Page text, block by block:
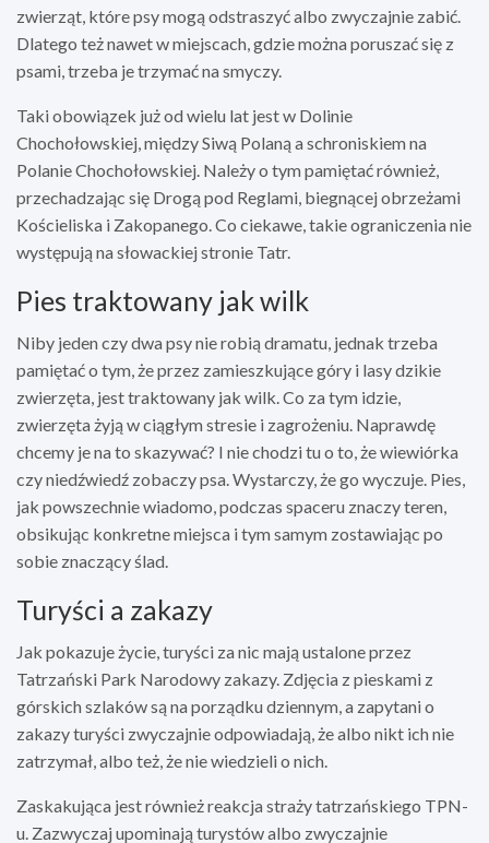
zwierząt, które psy mogą odstraszyć albo zwyczajnie zabić.
Dlatego też nawet w miejscach, gdzie można poruszać się z
psami, trzeba je trzymać na smyczy.
Taki obowiązek już od wielu lat jest w Dolinie
Chochołowskiej, między Siwą Polaną a schroniskiem na
Polanie Chochołowskiej. Należy o tym pamiętać również,
przechadzając się Drogą pod Reglami, biegnącej obrzeżami
Kościeliska i Zakopanego. Co ciekawe, takie ograniczenia nie
występują na słowackiej stronie Tatr.
Pies traktowany jak wilk
Niby jeden czy dwa psy nie robią dramatu, jednak trzeba
pamiętać o tym, że przez zamieszkujące góry i lasy dzikie
zwierzęta, jest traktowany jak wilk. Co za tym idzie,
zwierzęta żyją w ciągłym stresie i zagrożeniu. Naprawdę
chcemy je na to skazywać? I nie chodzi tu o to, że wiewiórka
czy niedźwiedź zobaczy psa. Wystarczy, że go wyczuje. Pies,
jak powszechnie wiadomo, podczas spaceru znaczy teren,
obsikując konkretne miejsca i tym samym zostawiając po
sobie znaczący ślad.
Turyści a zakazy
Jak pokazuje życie, turyści za nic mają ustalone przez
Tatrzański Park Narodowy zakazy. Zdjęcia z pieskami z
górskich szlaków są na porządku dziennym, a zapytani o
zakazy turyści zwyczajnie odpowiadają, że albo nikt ich nie
zatrzymał, albo też, że nie wiedzieli o nich.
Zaskakująca jest również reakcja straży tatrzańskiego TPN-
u. Zazwyczaj upominają turystów albo zwyczajnie